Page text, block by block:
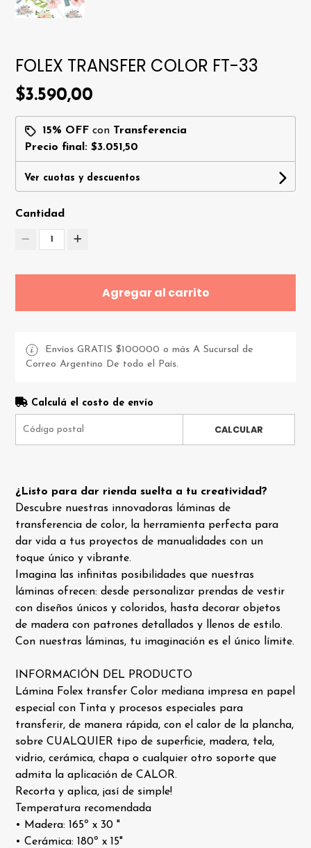
FOLEX TRANSFER COLOR FT-33
$3.590,00
15% OFF con Transferencia
Precio final:$3.051,50
Ver cuotas y descuentos
Cantidad
1
Agregar al carrito
Envíos GRATIS $100000 o más A Sucursal de
Correo Argentino De todo el País.
Calculá el costo de envío
CALCULAR
¿Listo para dar rienda suelta a tu creatividad?
Descubre nuestras innovadoras láminas de
transferencia de color, la herramienta perfecta para
dar vida a tus proyectos de manualidades con un
toque único y vibrante.
Imagina las infinitas posibilidades que nuestras
láminas ofrecen: desde personalizar prendas de vestir
con diseños únicos y coloridos, hasta decorar objetos
de madera con patrones detallados y llenos de estilo.
Con nuestras láminas, tu imaginación es el único límite.
INFORMACIÓN DEL PRODUCTO
Lámina Folex transfer Color mediana impresa en papel
especial con Tinta y procesos especiales para
transferir, de manera rápida, con el calor de la plancha,
sobre CUALQUIER tipo de superficie, madera, tela,
vidrio, cerámica, chapa o cualquier otro soporte que
admita la aplicación de CALOR.
Recorta y aplica, ¡así de simple!
Temperatura recomendada
• Madera: 165º x 30 "
• Cerámica: 180º x 15"